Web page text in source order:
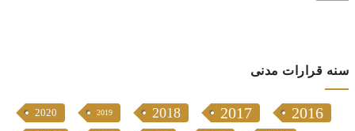
سنە قرارات مدنی
2020 2019 2018 2017 2016